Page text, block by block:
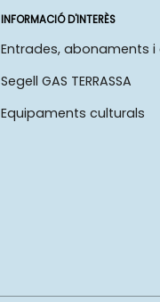
INFORMACIÓ D'INTERÈS
Entrades, abonaments
Segell GAS TERRASSA
Equipaments culturals